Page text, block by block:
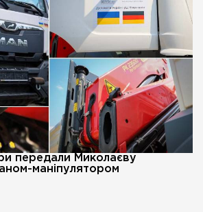
передали Миколаєву
маніпулятором